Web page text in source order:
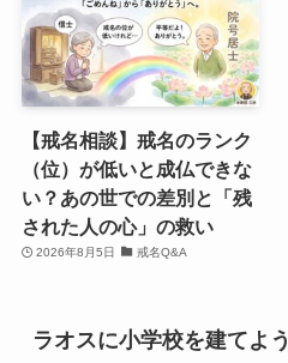
【戒名相談】戒名のランク
（位）が低いと成仏できな
い？あの世での差別と「残
された人の心」の救い
2026年8月5日 戒名Q&A
ラオスに小学校を建てよう